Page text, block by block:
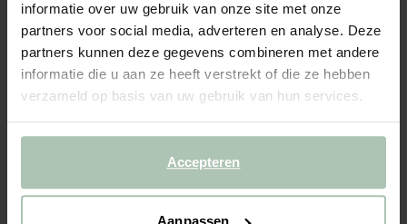
informatie over uw gebruik van onze site met onze
partners voor social media, adverteren en analyse. Deze
partners kunnen deze gegevens combineren met andere
informatie die u aan ze heeft verstrekt of die ze hebben
verzameld op basis van uw gebruik van hun services.
Accepteren
85 95
BEKIJK WINKELVOORRAAD